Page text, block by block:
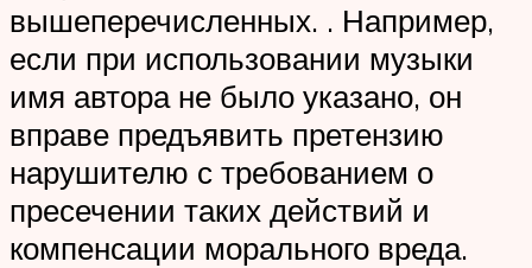
вышеперечисленных. . Например,
если при использовании музыки
имя автора не было указано, он
вправе предъявить претензию
нарушителю с требованием о
пресечении таких действий и
компенсации морального вреда.